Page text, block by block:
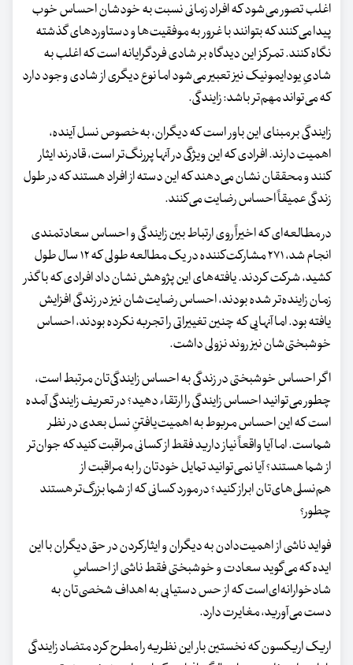
اغلب تصور می‌شود که افراد زمانی نسبت به خودشان احساس خوب
پیدا می‌کنند که بتوانند با غرور به موفقیت‌ها و دستاوردهای گذشته
نگاه کنند. تمرکز این دیدگاه بر شادی فردگرایانه است که اغلب به
شادیِ یودایمونیک نیز تعبیر می‌شود اما نوع دیگری از شادی وجود دارد
که می‌تواند مهم‌تر باشد: زایندگی.
زایندگی بر مبنای این باور است که دیگران، به‌خصوص نسل آینده،
اهمیت دارند. افرادی که این ویژگی در آنها پررنگ‌تر است، قادرند ایثار
کنند و محققان نشان می‌دهند که این دسته از افراد هستند که در طول
زندگی عمیقاً احساس رضایت می‌کنند.
در مطالعه‌ای که اخیراً روی ارتباط بین زایندگی و احساس سعادتمندی
انجام شد، ۲۷۱ مشارکت‌کننده در یک مطالعه طولی که ۱۲ سال طول
کشید، شرکت کردند. یافته‌های این پژوهش نشان داد افرادی که با گذر
زمان زاینده‌تر شده بودند، احساس رضایت‌شان نیز در زندگی افزایش
یافته بود. اما آنهایی که چنین تغییراتی را تجربه نکرده بودند، احساس
خوشبختی‌شان نیز روند نزولی داشت.
اگر احساس خوشبختی در زندگی به احساس زایندگی‌تان مرتبط است،
چطور می‌توانید احساس زایندگی را ارتقاء دهید؟ در تعریف زایندگی آمده
است که این احساس مربوط به اهمیت‌یافتنِ نسل بعدی در نظر
شماست. اما آیا واقعاً نیاز دارید فقط از کسانی مراقبت کنید که جوان‌تر
از شما هستند؟ آیا نمی‌توانید تمایل خودتان را به مراقبت از
هم‌نسلی‌های‌تان ابراز کنید؟ در مورد کسانی که از شما بزرگ‌تر هستند
چطور؟
فواید ناشی از اهمیت‌دادن به دیگران و ایثارکردن در حق دیگران با این
ایده که می‌گوید سعادت و خوشبختی فقط ناشی از احساسِ
شادخوارانه‌ای‌است که از حس دستیابی به اهداف شخصی‌تان به
دست می‌آورید، مغایرت دارد.
اریک اریکسون که نخستین‌ بار این نظریه را مطرح کرد متضاد زایندگی